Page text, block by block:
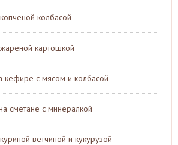
колбасой
картошкой
кефире с мясом и колбасой
сметане с минералкой
ветчиной и кукурузой